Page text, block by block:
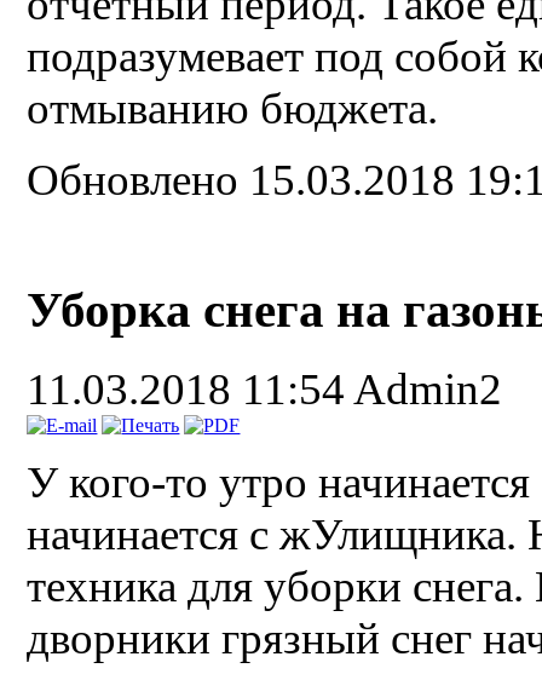
подразумевает под
отмыванию бюджета.
Обновлено 15.03.2018
Уборка снега на
11.03.2018 11:54Admin2
У кого-то утро
начинается с жУлищника.
техника для уборки
дворники грязный снег